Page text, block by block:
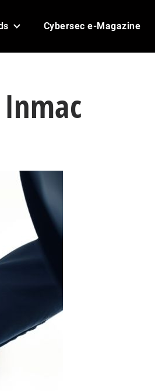
Cybersec e-Magazine